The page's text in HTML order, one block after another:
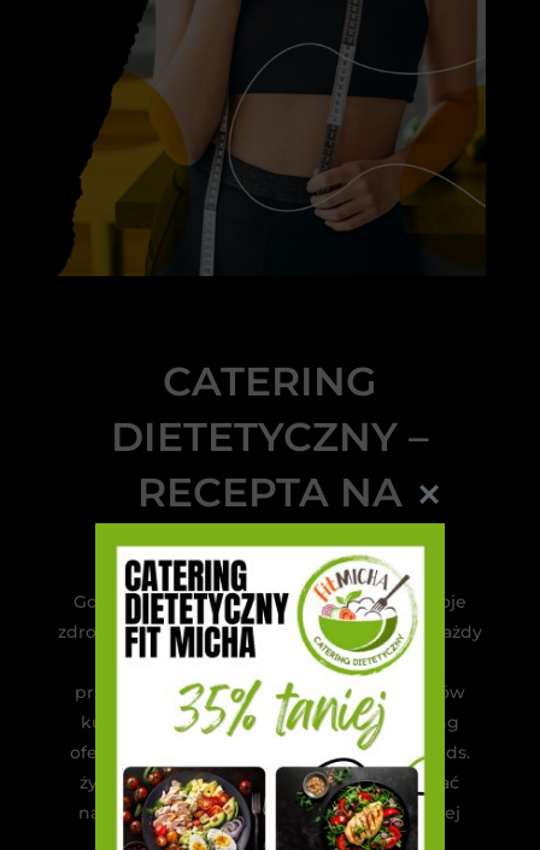
CATERING
DIETETYCZNY –
RECEPTA NA
LEPSZE ŻYCIE
Gotowe dania upraszczają też dbanie o swoje
zdrowie, które jest przecież najważniejsze. Każdy
posiłek jest przemyślany, wartościowy i
przygotowany przez najzdolniejszych szefów
kuchni. Trzeba zaznaczyć, że każdy catering
oferuje kontakt z zatrudnionym specjalistą ds.
żywienia. Dietetyk służy pomocą, by wybrać
najlepszą opcję oraz jej kalorykę do obecnej
sytuacji zdrowotnej, a także stylu życia.